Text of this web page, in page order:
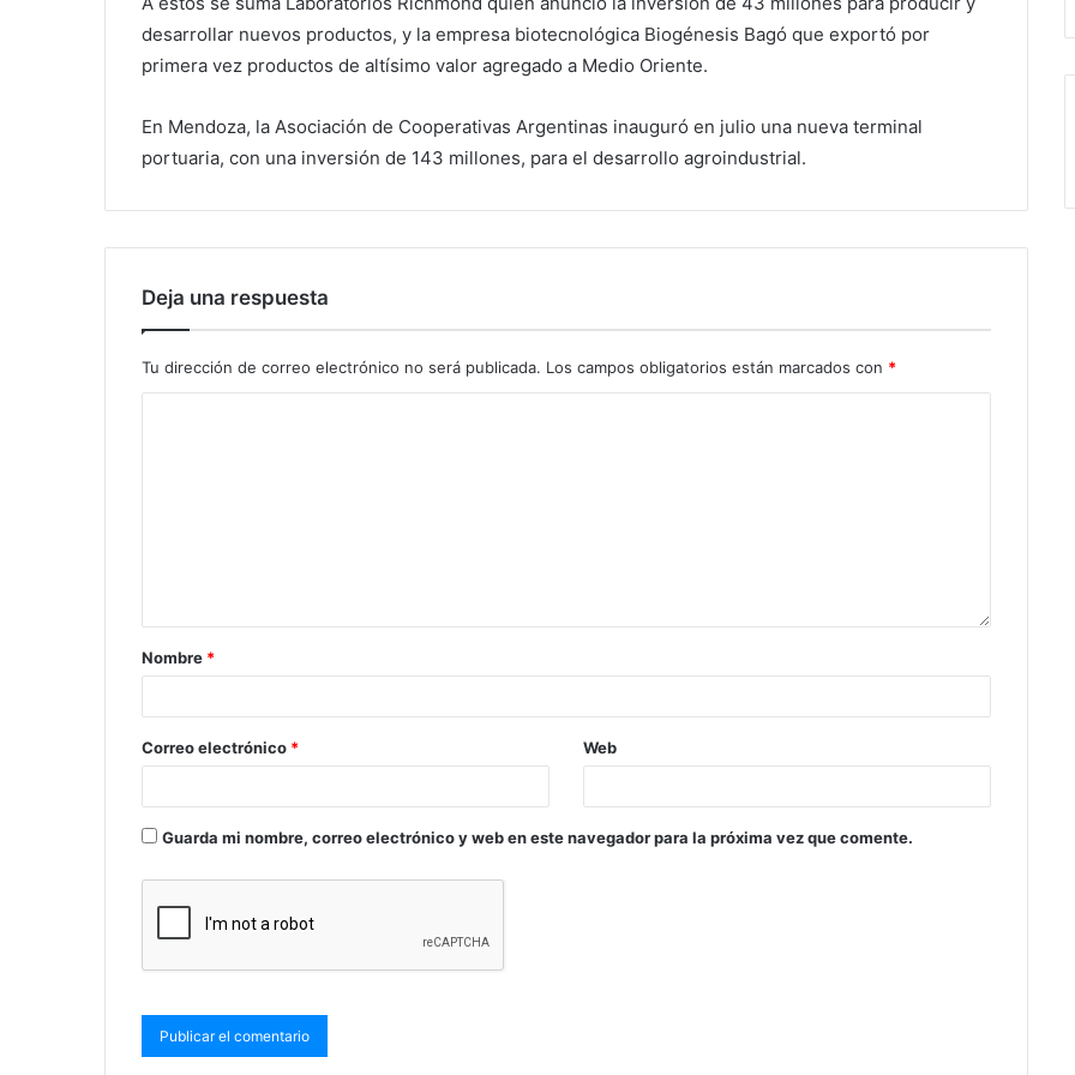
desarrollar nuevos productos, y la empresa biotecnológica Biogénesis Bagó que exportó por
primera vez productos de altísimo valor agregado a Medio Oriente.
En Mendoza, la Asociación de Cooperativas Argentinas inauguró en julio una nueva terminal
portuaria, con una inversión de 143 millones, para el desarrollo agroindustrial.
Deja una respuesta
Tu dirección de correo electrónico no será publicada. Los campos obligatorios están marcados con *
Nombre *
Correo electrónico * Web
Guarda mi nombre, correo electrónico y web en este navegador para la próxima vez que comente.